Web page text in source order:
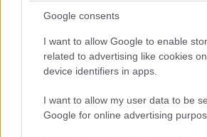
Google consents
I want to allow Google to enable
related to advertising like cookies
device identifiers in apps.
I want to allow my user data to be
Google for online advertising
csupán az volt az amúgy nagyszerű
szöszt, szőrszálat az asztallapról
sem sokat segített. Még szerencse,
szedni, és kifújni, vagy kisöpörni
hetente.